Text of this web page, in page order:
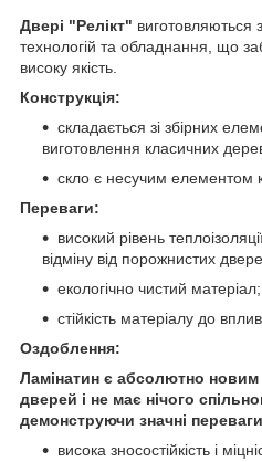
Двері "Релікт" виготовляються
технологій та обладнання, що
високу якість.
Конструкція:
складається зі збірних
виготовлення класичних
скло є несучим елементом
Переваги:
високий рівень
відміну від порожнистих
екологічно чистий матеріал;
стійкість матеріалу до
Оздоблення:
Ламінатин є абсолютно новим
дверей і не має нічого
демонструючи значні
висока зносостійкість і